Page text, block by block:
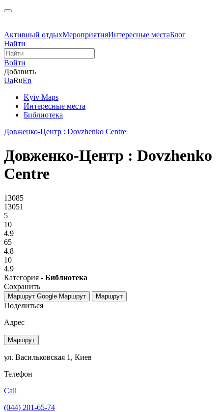
Активный отдыхМероприятияИнтересные местаБлог
Найти
Войти
Добавить
UaRuEn
Kyiv Maps
Интересные места
Библиотека
Довженко-Центр : Dovzhenko Centre
Довженко-Центр : Dovzhenko
Centre
13085
13051
5
10
4.9
65
4.8
10
4.9
Категория - Библиотека
Сохранить
Маршрут Google Маршрут Маршрут
Поделиться
Адрес
Маршрут
ул. Васильковская 1, Киев
Телефон
Call
(044) 201-65-74